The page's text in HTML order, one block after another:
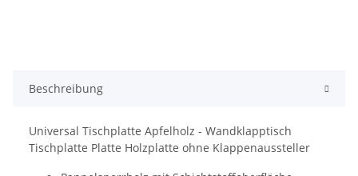
Beschreibung
Universal Tischplatte Apfelholz - Wandklapptisch
Tischplatte Platte Holzplatte ohne Klappenaussteller